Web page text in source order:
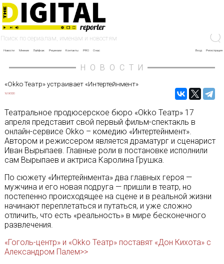
Новости Мнение Лайфхак Рецензии Контакты PRO О нас Вход Регистрация
НОВОСТИ
«Okko Театр» устраивает «Интертейнмент»
16/04/2020
Театральное продюсерское бюро «Okko Театр» 17
апреля представит свой первый фильм-спектакль в
онлайн-сервисе Okko – комедию «Интертейнмент».
Автором и режиссером является драматург и сценарист
Иван Вырыпаев. Главные роли в постановке исполнили
сам Вырыпаев и актриса Каролина Грушка.
По сюжету «Интертейнмента» два главных героя —
мужчина и его новая подруга — пришли в театр, но
постепенно происходящее на сцене и в реальной жизни
начинают переплетаться и путаться, и уже сложно
отличить, что есть «реальность» в мире бесконечного
развлечения.
«Гоголь-центр» и «Okko Театр» поставят «Дон Кихота» с
Александром Палем>>